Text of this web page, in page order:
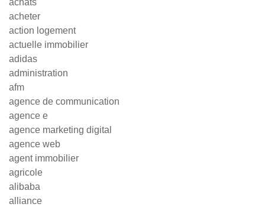
achats
acheter
action logement
actuelle immobilier
adidas
administration
afm
agence de communication
agence e
agence marketing digital
agence web
agent immobilier
agricole
alibaba
alliance